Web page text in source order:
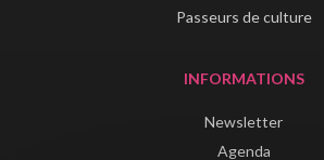
Passeurs de culture
INFORMATIONS
Newsletter
Agenda